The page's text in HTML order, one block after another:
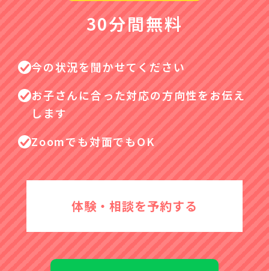
30分間無料
今の状況を聞かせてください
お子さんに合った対応の方向性をお伝え
します
Zoomでも対面でもOK
体験・相談を予約する